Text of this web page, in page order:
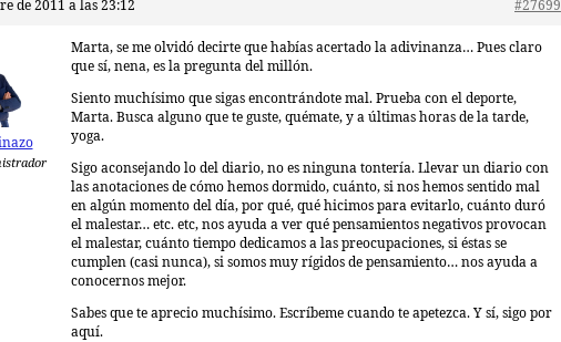
de 2011 a las 23:12 #27699
Marta, se me olvidó decirte que habías acertado la adivinanza… Pues claro
que sí, nena, es la pregunta del millón.
Siento muchísimo que sigas encontrándote mal. Prueba con el deporte,
Marta. Busca alguno que te guste, quémate, y a últimas horas de la tarde,
yoga.
Sigo aconsejando lo del diario, no es ninguna tontería. Llevar un diario con
las anotaciones de cómo hemos dormido, cuánto, si nos hemos sentido mal
en algún momento del día, por qué, qué hicimos para evitarlo, cuánto duró
el malestar… etc. etc, nos ayuda a ver qué pensamientos negativos provocan
el malestar, cuánto tiempo dedicamos a las preocupaciones, si éstas se
cumplen (casi nunca), si somos muy rígidos de pensamiento… nos ayuda a
conocernos mejor.
Sabes que te aprecio muchísimo. Escríbeme cuando te apetezca. Y sí, sigo por
aquí.